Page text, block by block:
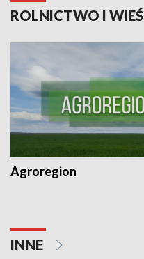
ROLNICTWO I WIEŚ
Agroregion
INNE